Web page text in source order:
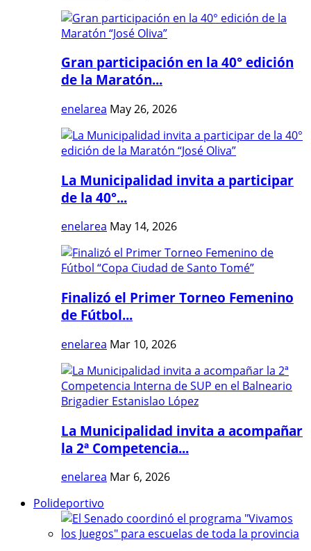
Gran participación en la 40° edición
de la Maratón...
enelarea May 26, 2026
La Municipalidad invita a participar
de la 40°...
enelarea May 14, 2026
Finalizó el Primer Torneo Femenino
de Fútbol...
enelarea Mar 10, 2026
La Municipalidad invita a acompañar
la 2ª Competencia...
enelarea Mar 6, 2026
Polideportivo